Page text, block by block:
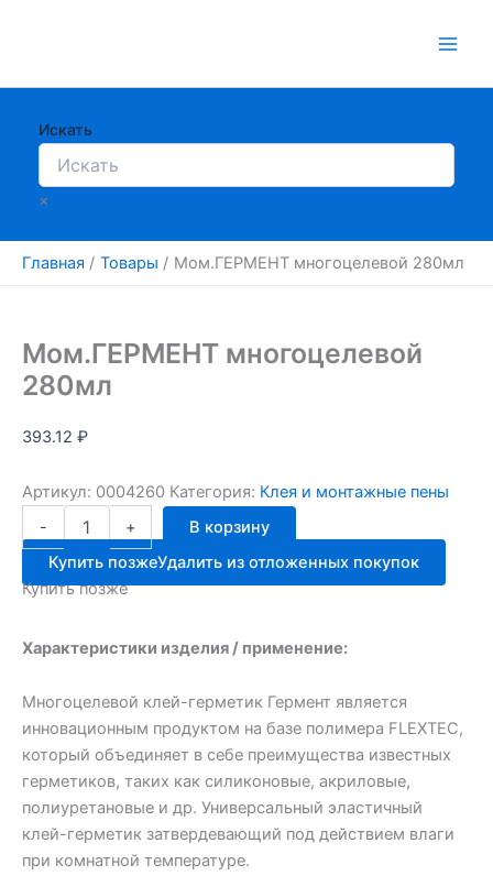
Искать
×
Главная Товары Мом.ГЕРМЕНТ многоцелевой 280мл
Мом.ГЕРМЕНТ многоцелевой
280мл
393.12 ₽
Артикул: 0004260 Категория: Клея и монтажные пены
-
Количество
товара
Мом.ГЕРМЕНТ
многоцелевой
280мл
+
В корзину
Купить позжеУдалить из отложенных покупок
Купить позже
Характеристики изделия / применение:
Многоцелевой клей-герметик Гермент является
инновационным продуктом на базе полимера FLEXTEC,
который объединяет в себе преимущества известных
герметиков, таких как силиконовые, акриловые,
полиуретановые и др. Универсальный эластичный
клей-герметик затвердевающий под действием влаги
при комнатной температуре.